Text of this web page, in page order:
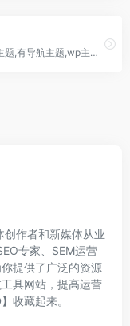
iotheme 一为主题,高品质的WordPress主题,有导航主题,wp主题,一为api,热搜榜等主题服务
作者和新媒体从业
专家、SEM运营
提供了广泛的资源
具网站，提高运营
收藏起来。